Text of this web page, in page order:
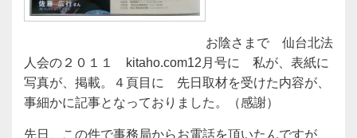
お陰さまで 仙台北法
人会の２０１１ kitaho.com12月号に 私が、表紙に
写真が、掲載。４頁目に 先日取材を受けた内容が、
事細かに記事となっておりました。（感謝）
先日、この件で事務局からお電話を頂いたんですが、